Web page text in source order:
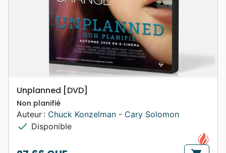
Unplanned [DVD]
Non planifié
Auteur : Chuck Konzelman - Cary Solomon
check Disponible